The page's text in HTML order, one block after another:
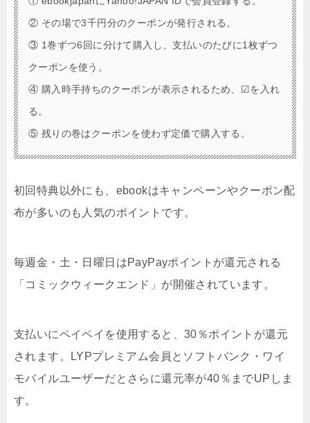
② その場で3千円分のクーポンが発行される。
③ 1巻ずつ6回に分けて購入し、支払いのたびに1枚ずつ
クーポンを使う。
④ 購入時手持ちのクーポンが表示されるため、☑を入れ
る。
⑤ 残りの巻はクーポンを使わず定価で購入する。
初回特典以外にも、ebookはキャンペーンやクーポン配
布が多いのも人気のポイントです。
毎週金・土・日曜日はPayPayポイントが還元される
「コミックウィークエンド」が開催されています。
支払いにペイペイを使用すると、30％ポイントが還元
されます。LYPプレミアム会員とソフトバンク・ワイ
モバイルユーザーだとさらに還元率が40％までUPしま
す。